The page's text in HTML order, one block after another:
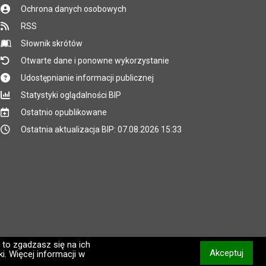
zgadzasz się na ich
Więcej informacji w
Akceptuj
Ochrona danych osobowych
RSS
Słownik skrótów
Otwarte dane i ponowne wykorzystanie
Udostępnianie informacji publicznej
Statystyki oglądalności BIP
Ostatnio opublikowane
Ostatnia aktualizacja BIP: 07.08.2026 15:33